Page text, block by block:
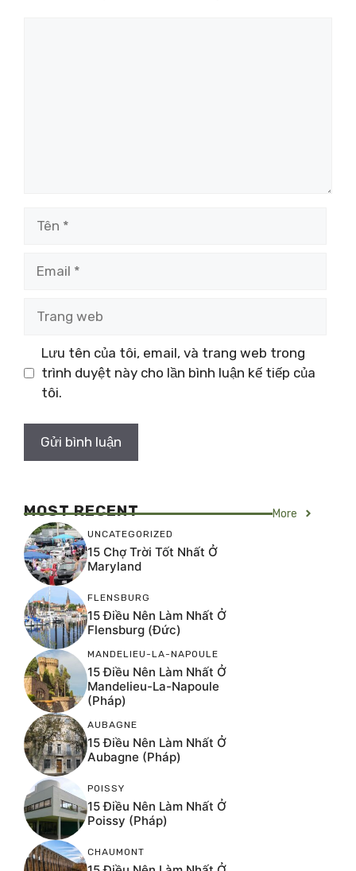
Lưu tên của tôi, email, và trang web trong
trình duyệt này cho lần bình luận kế tiếp của
tôi.
MOST RECENT More
UNCATEGORIZED
15 Chợ Trời Tốt Nhất Ở
Maryland
FLENSBURG
15 Điều Nên Làm Nhất Ở
Flensburg (Đức)
MANDELIEU-LA-NAPOULE
15 Điều Nên Làm Nhất Ở
Mandelieu-La-Napoule
(Pháp)
AUBAGNE
15 Điều Nên Làm Nhất Ở
Aubagne (Pháp)
POISSY
15 Điều Nên Làm Nhất Ở
Poissy (Pháp)
CHAUMONT